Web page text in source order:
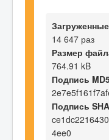
Загруженные
14 647 раз
Размер
764.91 kB
Подпись
Подпись
4ee0